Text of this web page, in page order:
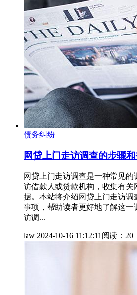
债务纠纷
网贷上门走访调查的步骤
网贷上门走访调查是一种常见的
访借款人或贷款机构，收集有关
据。本站将介绍网贷上门走访调
事项，帮助读者更好地了解这一
访调...
law 2024-10-16 11:12:11 阅读：20